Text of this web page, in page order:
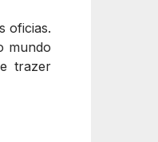
oficias.
mundo
trazer